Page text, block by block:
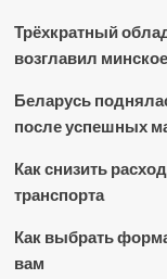
Трёхкратный
возглавил
Беларусь
после успешных
Как снизить
транспорта
Как выбрать
вам